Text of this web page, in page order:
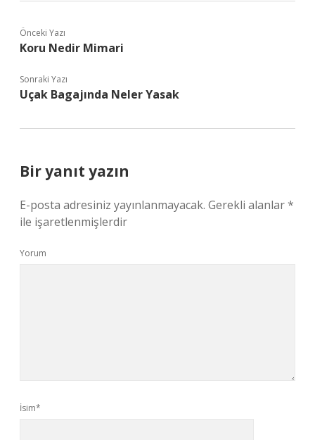
Önceki Yazı
Koru Nedir Mimari
Sonraki Yazı
Uçak Bagajında Neler Yasak
Bir yanıt yazın
E-posta adresiniz yayınlanmayacak. Gerekli alanlar*
ile işaretlenmişlerdir
Yorum
İsim*